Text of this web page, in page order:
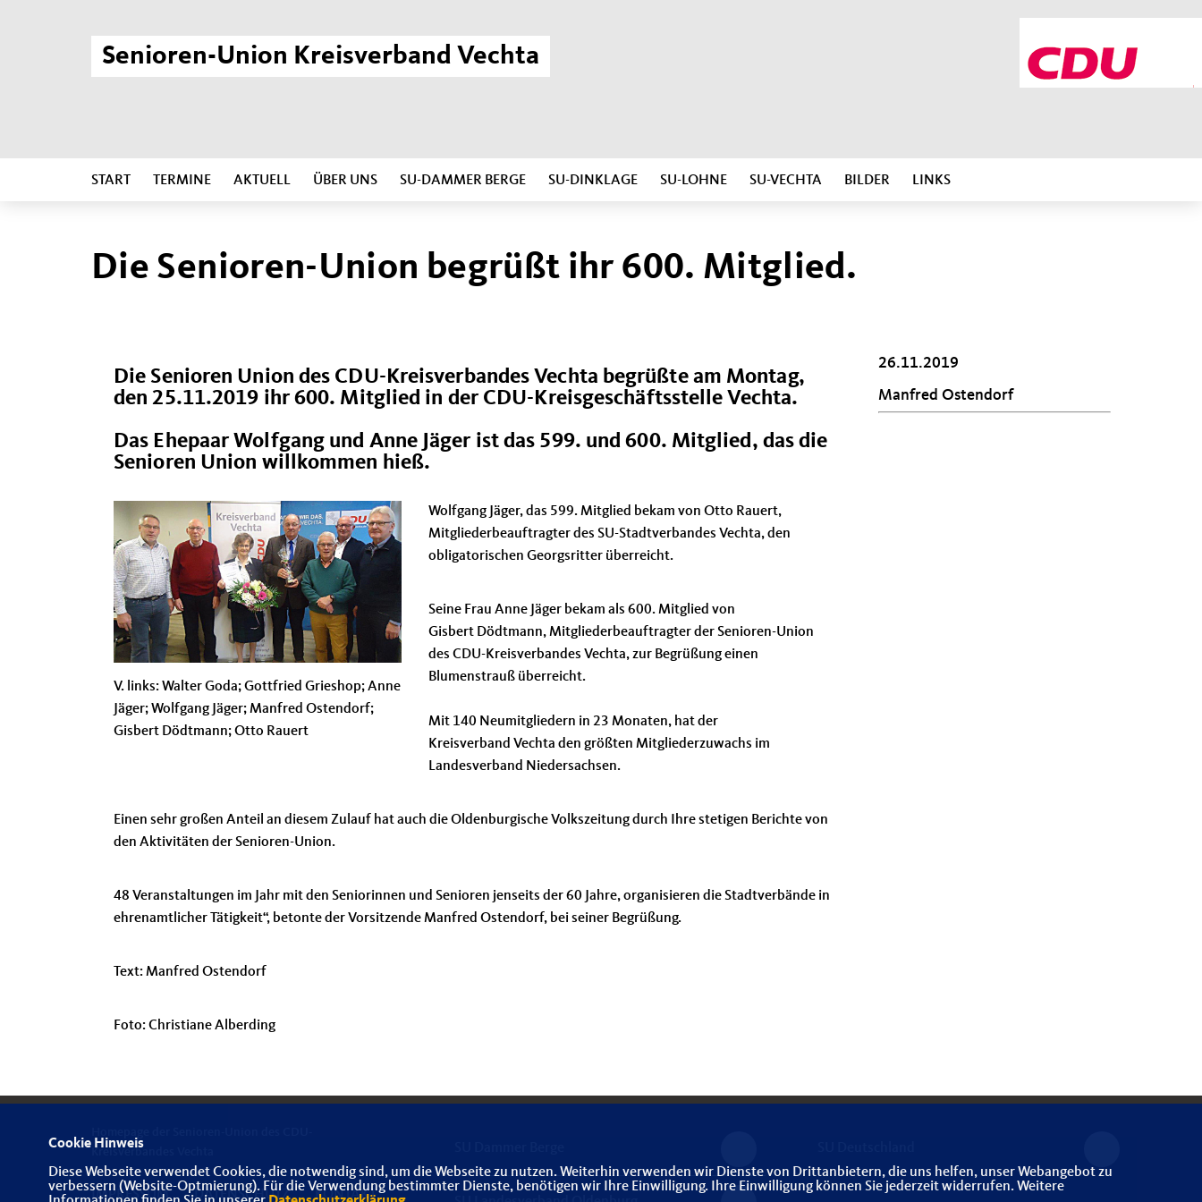
Senioren-Union Kreisverband Vechta
START TERMINE AKTUELL ÜBER UNS SU-DAMMER BERGE SU-DINKLAGE SU-LOHNE SU-VECHTA BILDER LINKS
Die Senioren-Union begrüßt ihr 600. Mitglied.
Die Senioren Union des CDU-Kreisverbandes Vechta begrüßte am Montag,
den 25.11.2019 ihr 600. Mitglied in der CDU-Kreisgeschäftsstelle Vechta.
Das Ehepaar Wolfgang und Anne Jäger ist das 599. und 600. Mitglied, das die
Senioren Union willkommen hieß.
V. links: Walter Goda; Gottfried Grieshop; Anne
Jäger; Wolfgang Jäger; Manfred Ostendorf;
Gisbert Dödtmann; Otto Rauert
Wolfgang Jäger, das 599. Mitglied bekam von Otto Rauert,
Mitgliederbeauftragter des SU-Stadtverbandes Vechta, den
obligatorischen Georgsritter überreicht.
Seine Frau Anne Jäger bekam als 600. Mitglied von
Gisbert Dödtmann, Mitgliederbeauftragter der Senioren-Union
des CDU-Kreisverbandes Vechta, zur Begrüßung einen
Blumenstrauß überreicht.
Mit 140 Neumitgliedern in 23 Monaten, hat der
Kreisverband Vechta den größten Mitgliederzuwachs im
Landesverband Niedersachsen.
Einen sehr großen Anteil an diesem Zulauf hat auch die Oldenburgische Volkszeitung durch Ihre stetigen Berichte von
den Aktivitäten der Senioren-Union.
48 Veranstaltungen im Jahr mit den Seniorinnen und Senioren jenseits der 60 Jahre, organisieren die Stadtverbände in
ehrenamtlicher Tätigkeit“, betonte der Vorsitzende Manfred Ostendorf, bei seiner Begrüßung.
Text: Manfred Ostendorf
Foto: Christiane Alberding
26.11.2019
Manfred Ostendorf
IMPRESSUM DATENSCHUTZ KONTAKT
Cookie Hinweis
Diese Webseite verwendet Cookies, die notwendig sind, um die Webseite zu nutzen. Weiterhin verwenden wir Dienste von Drittanbietern, die uns helfen, unser Webangebot zu
verbessern (Website-Optmierung). Für die Verwendung bestimmter Dienste, benötigen wir Ihre Einwilligung. Ihre Einwilligung können Sie jederzeit widerrufen. Weitere